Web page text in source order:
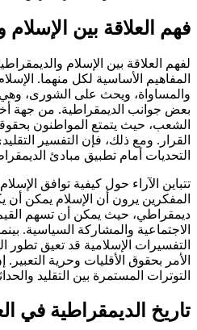
فهم العلاقة بين الإسلام
لفهم العلاقة بين الإسلام
المفاهيم الأساسية لكل منهما.
والمساواة، ويحث على الشورى،
بعض جوانب الديمقراطية. من جهة
الشعب، حيث يتمتع المواطنون
القرار. ومع ذلك، فإن التفسير
التحديات أمام تطبيق مبادئ
تتباين الآراء حول كيفية توافق
المفكرين يرون أن الإسلام يمكن أن
ديمقراطي، حيث يمكن أن تسهم القيم
الاجتماعية والمشاركة السياسية.
التفسيرات الإسلامية قد تعيق تطور
الأمر بحقوق الأقليات وحرية
التوترات المستمرة بين التقليد
تاريخ الديمقراطية في